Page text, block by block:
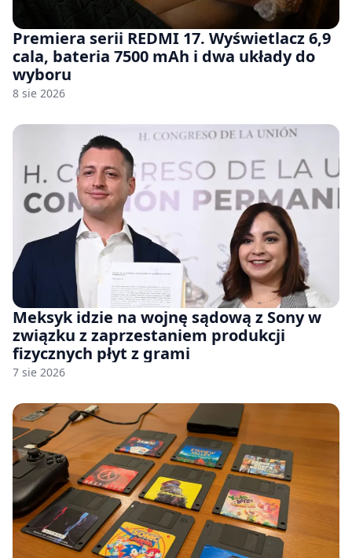
Premiera serii REDMI 17. Wyświetlacz 6,9
cala, bateria 7500 mAh i dwa układy do
wyboru
8 sie 2026
Meksyk idzie na wojnę sądową z Sony w
związku z zaprzestaniem produkcji
fizycznych płyt z grami
7 sie 2026